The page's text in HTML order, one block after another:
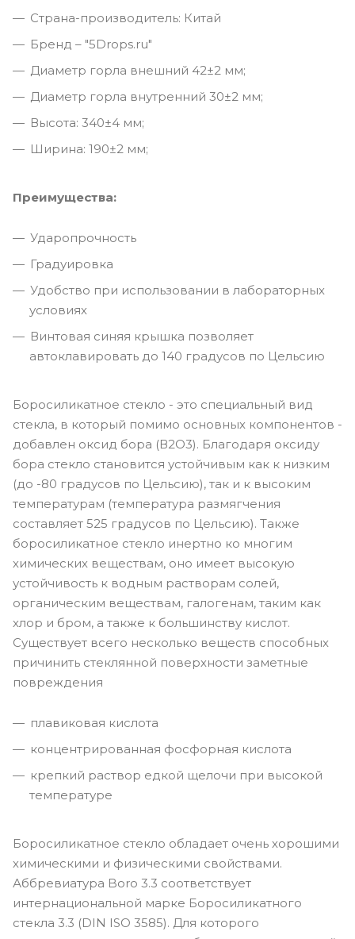
Страна-производитель: Китай
Бренд – "5Drops.ru"
Диаметр горла внешний 42±2 мм;
Диаметр горла внутренний 30±2 мм;
Высота: 340±4 мм;
Ширина: 190±2 мм;
Преимущества:
Ударопрочность
Градуировка
Удобство при использовании в лабораторных
условиях
Винтовая синяя крышка позволяет
автоклавировать до 140 градусов по Цельсию
Боросиликатное стекло - это специальный вид
стекла, в который помимо основных компонентов -
добавлен оксид бора (В2О3). Благодаря оксиду
бора стекло становится устойчивым как к низким
(до -80 градусов по Цельсию), так и к высоким
температурам (температура размягчения
составляет 525 градусов по Цельсию). Также
боросиликатное стекло инертно ко многим
химических веществам, оно имеет высокую
устойчивость к водным растворам солей,
органическим веществам, галогенам, таким как
хлор и бром, а также к большинству кислот.
Существует всего несколько веществ способных
причинить стеклянной поверхности заметные
повреждения
плавиковая кислота
концентрированная фосфорная кислота
крепкий раствор едкой щелочи при высокой
температуре
Боросиликатное стекло обладает очень хорошими
химическими и физическими свойствами.
Аббревиатура Boro 3.3 соответствует
интернациональной марке Боросиликатного
стекла 3.3 (DIN ISO 3585). Для которого